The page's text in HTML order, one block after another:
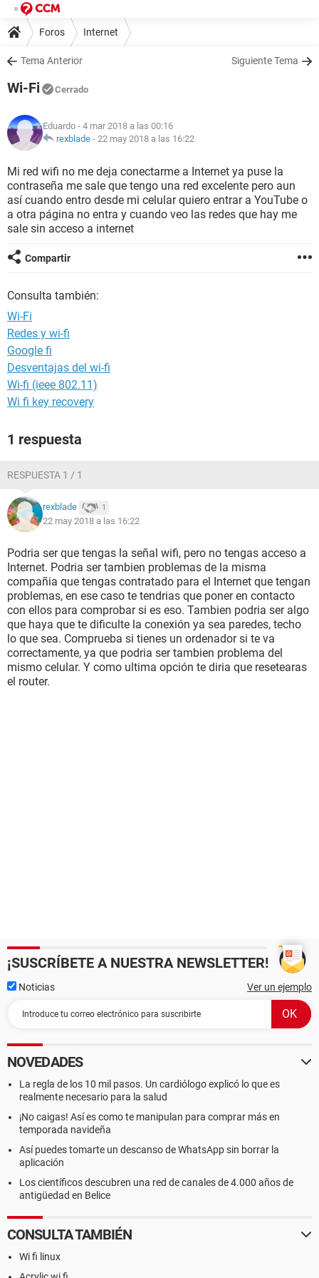
Foros Internet
Tema Anterior Siguiente Tema
Wi-Fi Cerrado
Eduardo - 4 mar 2018 a las 00:16
rexblade - 22 may 2018 a las 16:22
Mi red wifi no me deja conectarme a Internet ya puse la
contraseña me sale que tengo una red excelente pero aun
así cuando entro desde mi celular quiero entrar a YouTube o
a otra página no entra y cuando veo las redes que hay me
sale sin acceso a internet
Compartir
Consulta también:
Wi-Fi
Redes y wi-fi
Google fi
Desventajas del wi-fi
Wi-fi (ieee 802.11)
Wi fi key recovery
1 respuesta
RESPUESTA 1 / 1
rexblade 1
22 may 2018 a las 16:22
Podria ser que tengas la señal wifi, pero no tengas acceso a
Internet. Podria ser tambien problemas de la misma
compañia que tengas contratado para el Internet que tengan
problemas, en ese caso te tendrias que poner en contacto
con ellos para comprobar si es eso. Tambien podria ser algo
que haya que te dificulte la conexión ya sea paredes, techo
lo que sea. Comprueba si tienes un ordenador si te va
correctamente, ya que podria ser tambien problema del
mismo celular. Y como ultima opción te diria que resetearas
el router.
¡SUSCRÍBETE A NUESTRA NEWSLETTER!
Noticias Ver un ejemplo
NOVEDADES
La regla de los 10 mil pasos. Un cardiólogo explicó lo que es
realmente necesario para la salud
¡No caigas! Así es como te manipulan para comprar más en
temporada navideña
Así puedes tomarte un descanso de WhatsApp sin borrar la
aplicación
Los científicos descubren una red de canales de 4.000 años de
antigüedad en Belice
CONSULTA TAMBIÉN
Wi fi linux